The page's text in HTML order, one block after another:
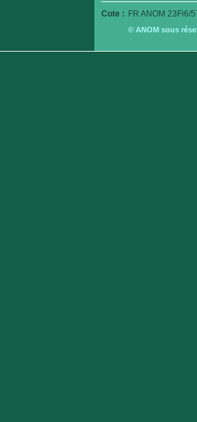
Cote : FR ANOM 23Fi6/
© ANOM sous